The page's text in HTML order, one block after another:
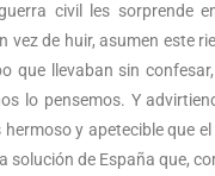
civil les sorprende
vez de huir, asumen este
que llevaban sin
lo pensemos. Y
hermoso y apetecible que
solución de España que,